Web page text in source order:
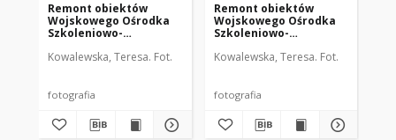
Remont obiektów
Wojskowego Ośrodka
Szkoleniowo-
Mrągowo. [5]
Kowalewska, Teresa. Fot.
fotografia
Remont obiektów
Wojskowego Ośrodka
Szkoleniowo-
Mrągowo. [1]
Kowalewska, Teresa. Fot.
fotografia